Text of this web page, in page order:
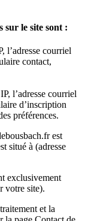
sur le site sont :
l’adresse courriel
contact,
l’adresse courriel
d’inscription
préférences.
est
situé à (adresse
exclusivement
votre site).
et la